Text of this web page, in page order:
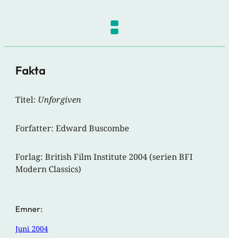
Fakta
Titel: Unforgiven
Forfatter: Edward Buscombe
Forlag: British Film Institute 2004 (serien BFI
Modern Classics)
Emner:
Juni 2004